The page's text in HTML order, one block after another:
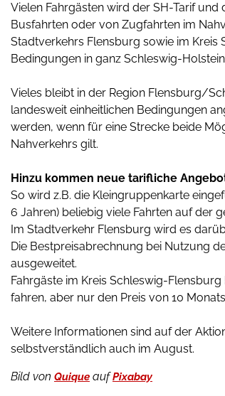
Vielen Fahrgästen wird der SH-Tarif
Busfahrten oder von Zugfahrten im
Stadtverkehrs Flensburg sowie im
Bedingungen in ganz Schleswig-
Vieles bleibt in der Region Flensburg/
landesweit einheitlichen Bedingungen
werden, wenn für eine Strecke beide
Nahverkehrs gilt.
Hinzu kommen neue tarifliche
So wird z.B. die Kleingruppenkarte
6 Jahren) beliebig viele Fahrten auf der
Im Stadtverkehr Flensburg wird es
Die Bestpreisabrechnung bei Nutzung
ausgeweitet.
Fahrgäste im Kreis Schleswig-
fahren, aber nur den Preis von 10
Weitere Informationen sind auf der
selbstverständlich auch im August.
Bild von Quique aufPixabay